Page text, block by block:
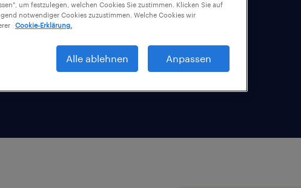
um festzulegen, welchen Cookies Sie zustimmen. Klicken Sie auf
notwendiger Cookies zuzustimmen. Welche Cookies wir
Cookie-Erklärung.
Alle ablehnen Anpassen